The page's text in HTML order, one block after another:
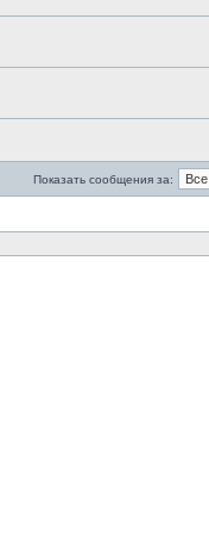
Показать сообщения за: